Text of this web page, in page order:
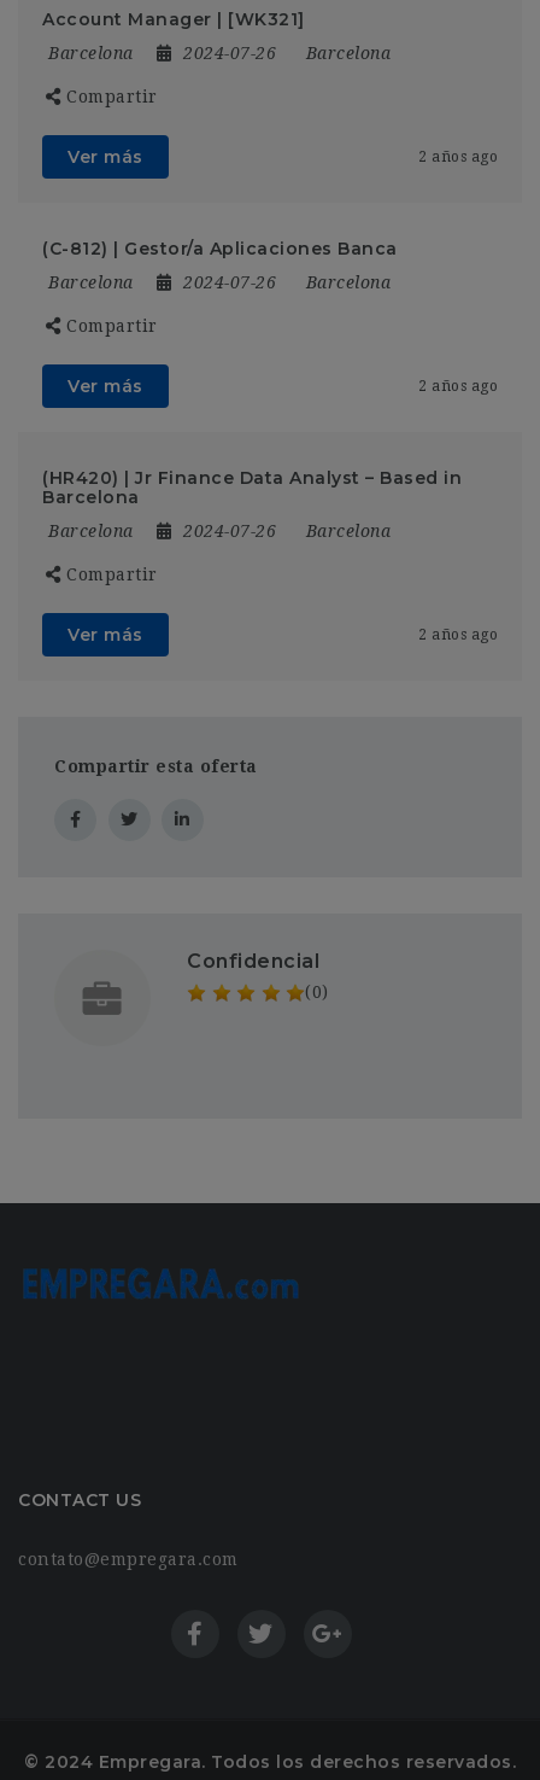
Account Manager | [WK321]
Barcelona 2024-07-26 Barcelona
Compartir
Ver más 2 años ago
(C-812) | Gestor/a Aplicaciones Banca
Barcelona 2024-07-26 Barcelona
Compartir
Ver más 2 años ago
(HR420) | Jr Finance Data Analyst – Based in
Barcelona
Barcelona 2024-07-26 Barcelona
Compartir
Ver más 2 años ago
Compartir esta oferta
Confidencial
(0)
CONTACT US
contato@empregara.com
© 2024 Empregara. Todos los derechos reservados.